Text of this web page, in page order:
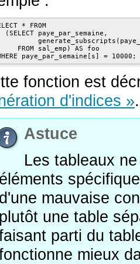
* FROM
(SELECT paye_par_semaine,
FROM sal_emp) AS foo
fonction est
d'indices ».
Astuce
Les tableaux
éléments
d'une mauvaise
plutôt une table
parti du
mieux